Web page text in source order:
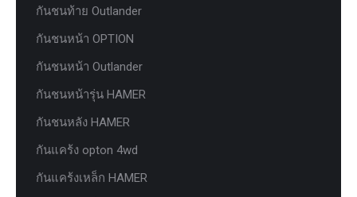
กันชนท้าย Outlander
กันชนหน้า OPTION
กันชนหน้า Outlander
กันชนหน้ารุ่น HAMER
กันชนหลัง HAMER
กันแคร้ง opton 4wd
กันแคร้งเหล็ก HAMER